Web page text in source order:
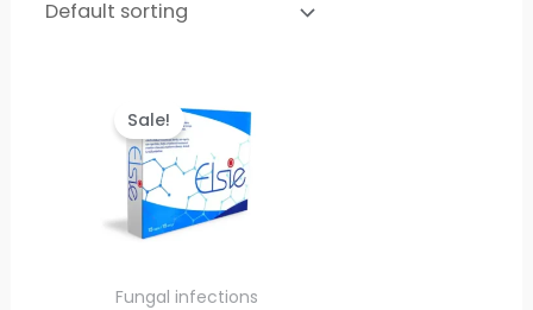
Sale!
Fungal infections